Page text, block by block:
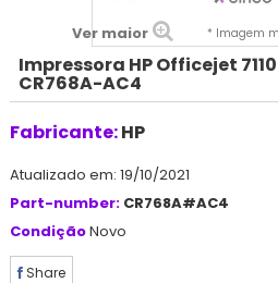
Ver maior * Imagem
Impressora HP Officejet
CR768A-AC4
Fabricante:HP
Atualizado em: 19/10/2021
Part-number: CR768A#AC4
CondiçãoNovo
Share